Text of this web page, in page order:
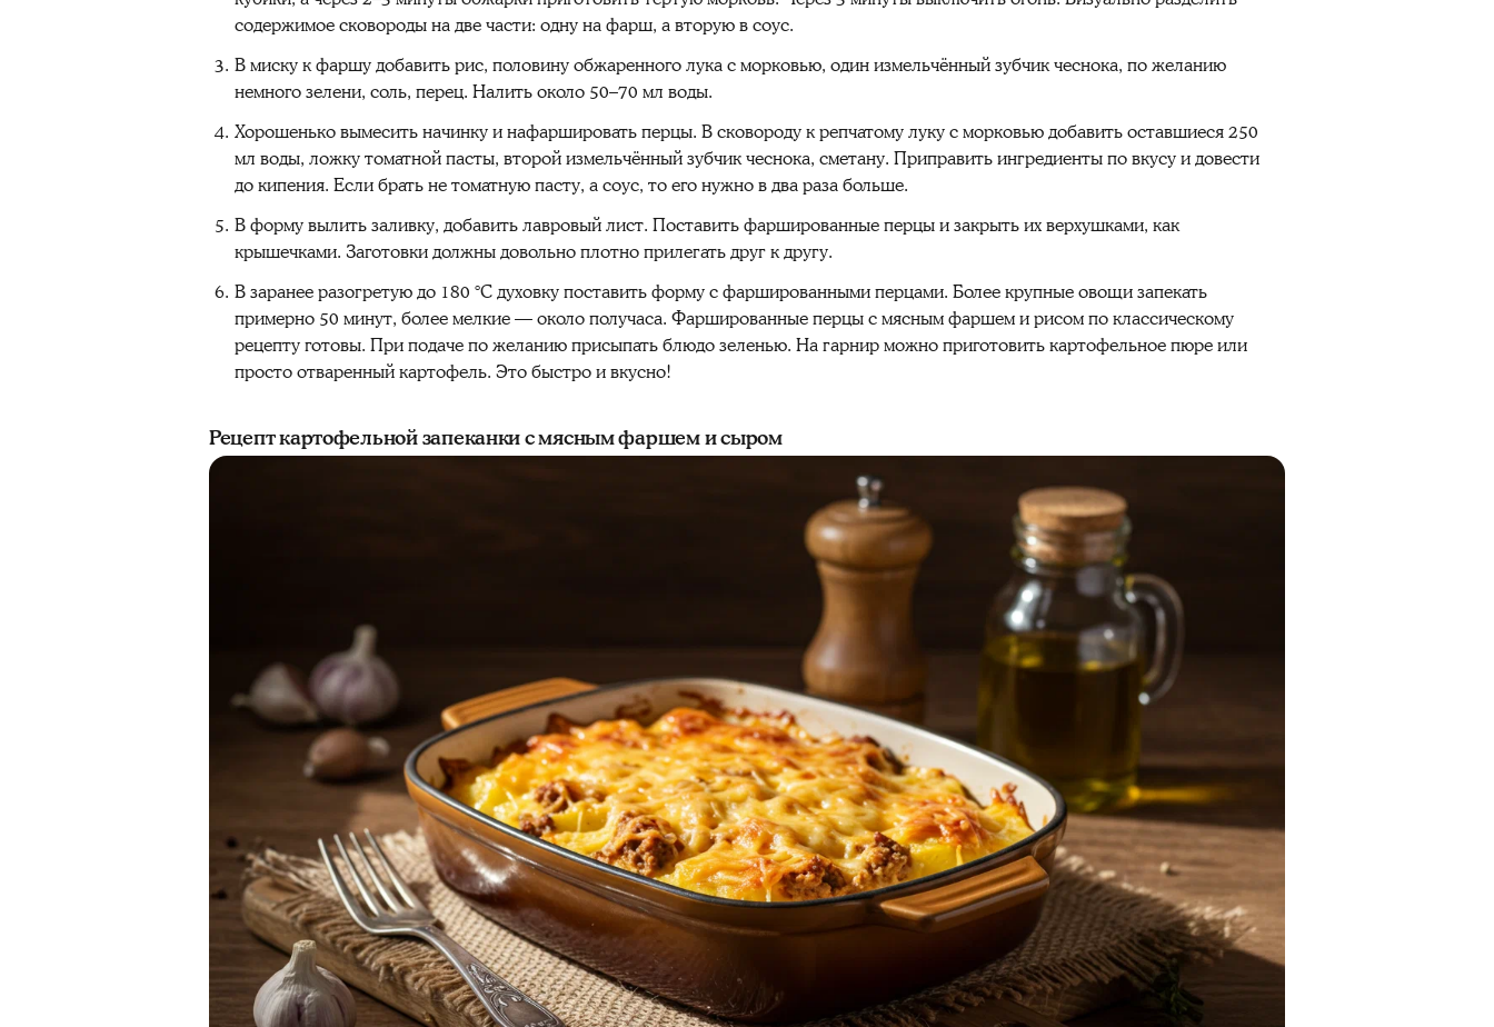
содержимое сковороды на две части: одну на фарш, а вторую в соус.
В миску к фаршу добавить рис, половину обжаренного лука с морковью, один измельчённый зубчик чеснока, по желанию
немного зелени, соль, перец. Налить около 50–70 мл воды.
Хорошенько вымесить начинку и нафаршировать перцы. В сковороду к репчатому луку с морковью добавить оставшиеся 250
мл воды, ложку томатной пасты, второй измельчённый зубчик чеснока, сметану. Приправить ингредиенты по вкусу и довести
до кипения. Если брать не томатную пасту, а соус, то его нужно в два раза больше.
В форму вылить заливку, добавить лавровый лист. Поставить фаршированные перцы и закрыть их верхушками, как
крышечками. Заготовки должны довольно плотно прилегать друг к другу.
В заранее разогретую до 180 °C духовку поставить форму с фаршированными перцами. Более крупные овощи запекать
примерно 50 минут, более мелкие — около получаса. Фаршированные перцы с мясным фаршем и рисом по классическому
рецепту готовы. При подаче по желанию присыпать блюдо зеленью. На гарнир можно приготовить картофельное пюре или
просто отваренный картофель. Это быстро и вкусно!
Рецепт картофельной запеканки с мясным фаршем и сыром